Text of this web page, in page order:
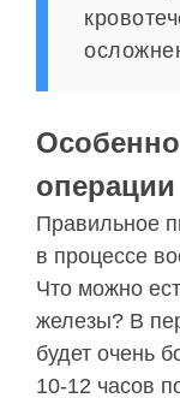
операции
Правильное
в процессе
Что можно
железы? В
будет очень
10-12 часов